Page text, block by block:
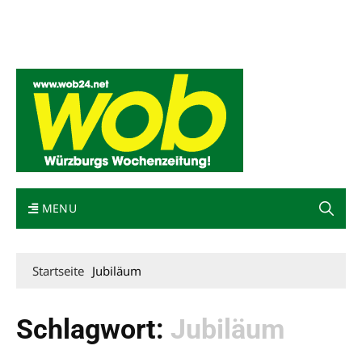
MENU
Startseite Jubiläum
Schlagwort: Jubiläum